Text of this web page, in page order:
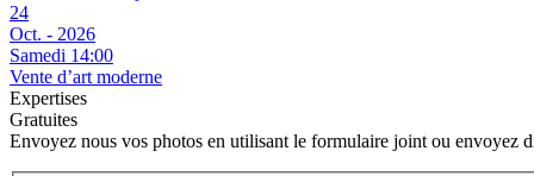
24
Oct. - 2026
Samedi 14:00
Vente d’art moderne
Expertises
Gratuites
Envoyez nous vos photos en utilisant le formulaire joint ou envoyez